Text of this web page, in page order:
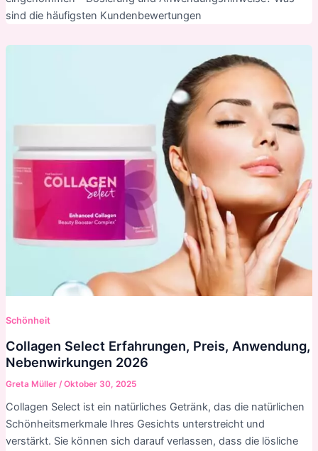
sind die häufigsten Kundenbewertungen
Schönheit
Collagen Select Erfahrungen, Preis, Anwendung,
Nebenwirkungen 2026
Greta Müller /Oktober 30, 2025
Collagen Select ist ein natürliches Getränk, das die natürlichen
Schönheitsmerkmale Ihres Gesichts unterstreicht und
verstärkt. Sie können sich darauf verlassen, dass die lösliche